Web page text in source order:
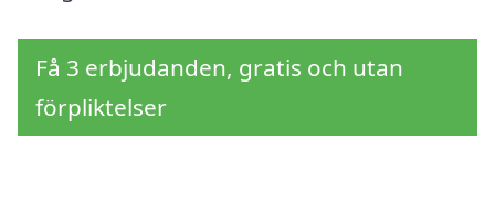
Få 3 erbjudanden, gratis och utan
förpliktelser